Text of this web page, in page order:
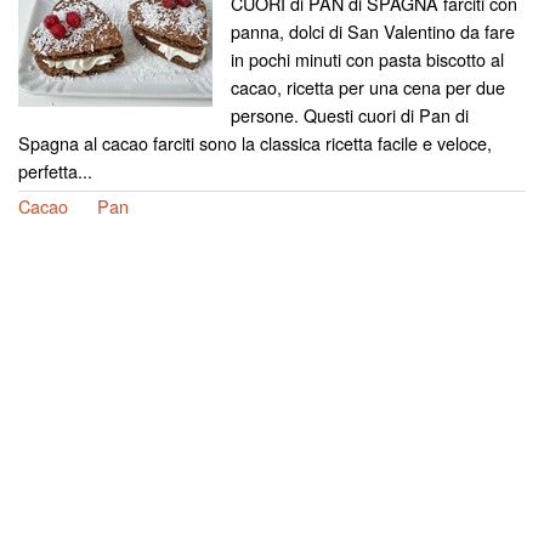
panna, dolci di San Valentino da fare
in pochi minuti con pasta biscotto al
cacao, ricetta per una cena per due
persone. Questi cuori di Pan di
Spagna al cacao farciti sono la classica ricetta facile e veloce,
perfetta...
Cacao
Pan